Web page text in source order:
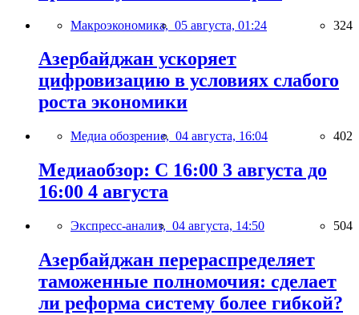
Макроэкономика, 05 августа, 01:24 324
Азербайджан ускоряет
цифровизацию в условиях слабого
роста экономики
Медиа обозрение, 04 августа, 16:04 402
Медиаобзор: С 16:00 3 августа до
16:00 4 августа
Экспресс-анализ, 04 августа, 14:50 504
Азербайджан перераспределяет
таможенные полномочия: сделает
ли реформа систему более гибкой?